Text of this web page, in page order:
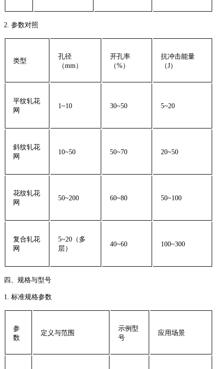
‌2. 参数对照‌
‌类型‌
‌孔径
（mm）‌
‌开孔率
（%）‌
‌抗冲击能量
（J）‌
平纹轧花
网
1~10 30~50 5~20
斜纹轧花
网
10~50 50~70 20~50
花纹轧花
网
50~200 60~80 50~100
复合轧花
网
5~20（多
层）
40~60 100~300
‌四、规格与型号‌
‌1. 标准规格参数‌
‌参
数‌
‌定义与范围‌
‌示例型
号‌
‌应用场景‌